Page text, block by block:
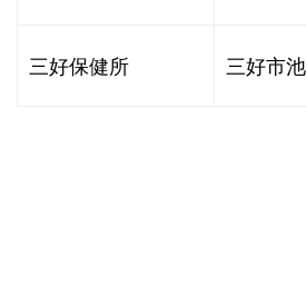
三好保健所 三好市